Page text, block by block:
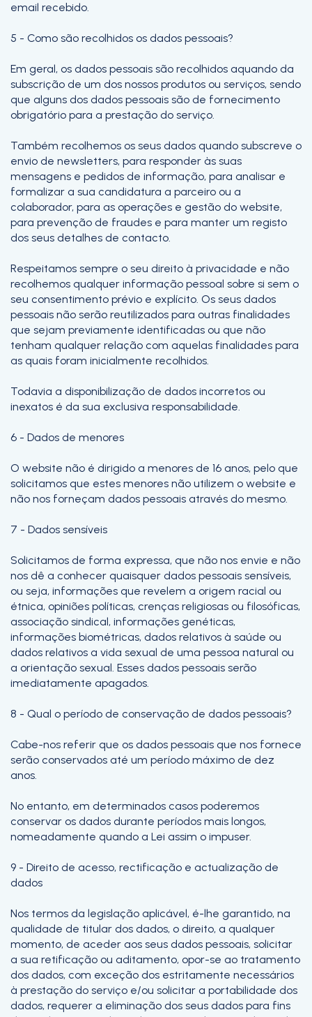
email recebido.
5 - Como são recolhidos os dados pessoais?
Em geral, os dados pessoais são recolhidos aquando da
subscrição de um dos nossos produtos ou serviços, sendo
que alguns dos dados pessoais são de fornecimento
obrigatório para a prestação do serviço.
Também recolhemos os seus dados quando subscreve o
envio de newsletters, para responder às suas
mensagens e pedidos de informação, para analisar e
formalizar a sua candidatura a parceiro ou a
colaborador, para as operações e gestão do website,
para prevenção de fraudes e para manter um registo
dos seus detalhes de contacto.
Respeitamos sempre o seu direito à privacidade e não
recolhemos qualquer informação pessoal sobre si sem o
seu consentimento prévio e explícito. Os seus dados
pessoais não serão reutilizados para outras finalidades
que sejam previamente identificadas ou que não
tenham qualquer relação com aquelas finalidades para
as quais foram inicialmente recolhidos.
Todavia a disponibilização de dados incorretos ou
inexatos é da sua exclusiva responsabilidade.
6 - Dados de menores
O website não é dirigido a menores de 16 anos, pelo que
solicitamos que estes menores não utilizem o website e
não nos forneçam dados pessoais através do mesmo.
7 - Dados sensíveis
Solicitamos de forma expressa, que não nos envie e não
nos dê a conhecer quaisquer dados pessoais sensíveis,
ou seja, informações que revelem a origem racial ou
étnica, opiniões políticas, crenças religiosas ou filosóficas,
associação sindical, informações genéticas,
informações biométricas, dados relativos à saúde ou
dados relativos a vida sexual de uma pessoa natural ou
a orientação sexual. Esses dados pessoais serão
imediatamente apagados.
8 - Qual o período de conservação de dados pessoais?
Cabe-nos referir que os dados pessoais que nos fornece
serão conservados até um período máximo de dez
anos.
No entanto, em determinados casos poderemos
conservar os dados durante períodos mais longos,
nomeadamente quando a Lei assim o impuser.
9 - Direito de acesso, rectificação e actualização de
dados
Nos termos da legislação aplicável, é-lhe garantido, na
qualidade de titular dos dados, o direito, a qualquer
momento, de aceder aos seus dados pessoais, solicitar
a sua retificação ou aditamento, opor-se ao tratamento
dos dados, com exceção dos estritamente necessários
à prestação do serviço e/ou solicitar a portabilidade dos
dados, requerer a eliminação dos seus dados para fins